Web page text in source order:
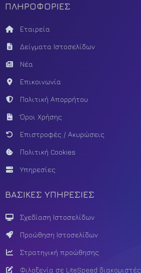
ΠΛΗΡΟΦΟΡΙΕΣ
Εταιρεία
Δείγματα Ιστοσελίδων
Νέα
Επικοινωνία
Πολιτική Απορρήτου
Όροι Χρήσης
Επιστροφές / Ακυρώσεις
Πολιτική Cookies
Υπηρεσίες
ΒΑΣΙΚΕΣ ΥΠΗΡΕΣΙΕΣ
Σχεδίαση Ιστοσελίδων
Προώθηση Ιστοσελίδων
Στρατηγική προώθησης
Φιλοξενία σε LiteSpeed διακομιστές